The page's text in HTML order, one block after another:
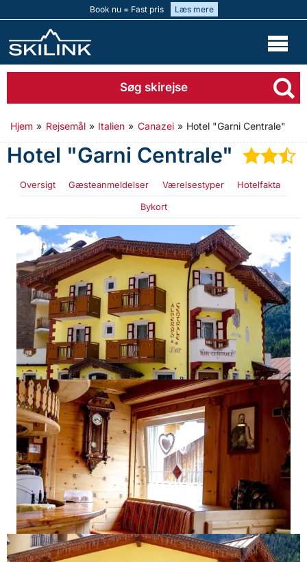
Book nu = Fast pris Læs mere
Søg skirejse
Hjem » Rejsemål » Italien » Canazei » Hotel "Garni Centrale"
Hotel "Garni Centrale" ★★
Oversigt Gæsteanmeldelser Værelsestyper
Hotelfakta
Bykort